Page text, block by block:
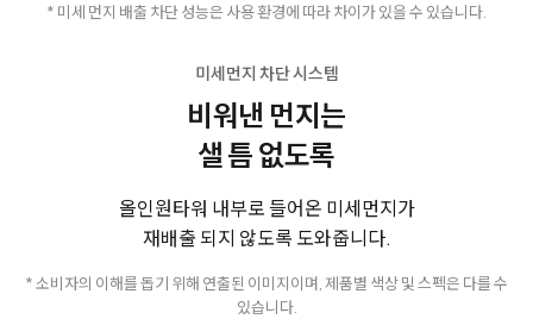
* 미세 먼지 배출 차단 성능은 사용 환경에 따라 차이가 있을 수 있습니다.
미세먼지 차단 시스템
비워낸 먼지는
샐 틈 없도록
올인원타워 내부로 들어온 미세먼지가
재배출 되지 않도록 도와줍니다.
* 소비자의 이해를 돕기 위해 연출된 이미지이며, 제품별 색상 및 스펙은 다를 수
있습니다.